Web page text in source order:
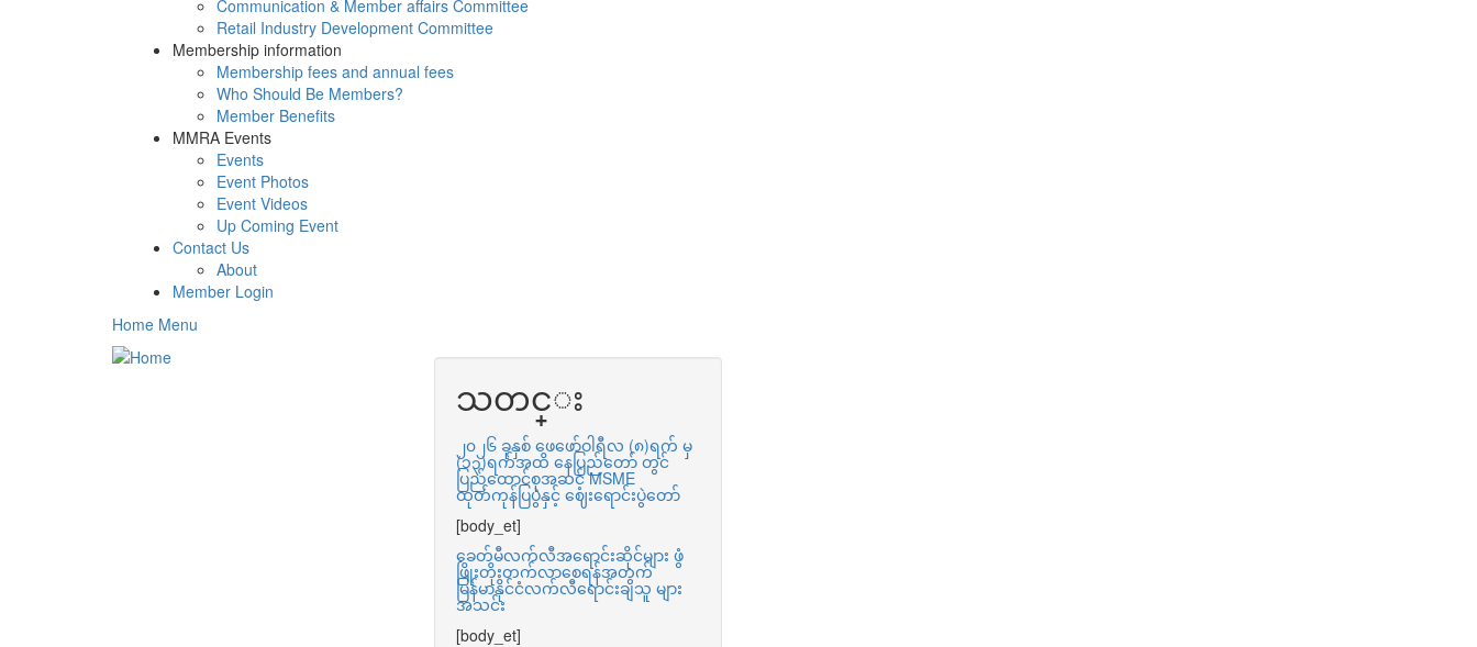
Communication & Member affairs Committee
Retail Industry Development Committee
Membership information
Membership fees and annual fees
Who Should Be Members?
Member Benefits
MMRA Events
Events
Event Photos
Event Videos
Up Coming Event
Contact Us
About
Member Login
Home Menu
သတင္း
၂၀၂၆ ခုနှစ် ဖေဖော်ဝါရီလ (၈)ရက် မှ
(၁၃)ရက်အထိ နေပြည်တော် တွင်
ပြည်ထောင်စုအဆင့် MSME
ထုတ်ကုန်ပြပွဲနှင့် ဈေးရောင်းပွဲတော်
[body_et]
ခေတ်မီလက်လီအရောင်းဆိုင်များ ဖွံ
ဖြိုးတိုးတက်လာစေရန်အတွက်
မြန်မာနိုင်ငံလက်လီရောင်းချသူ များ
အသင်း
[body_et]